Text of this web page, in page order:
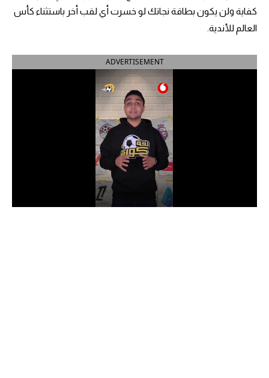
الدوري المصري
الدوري السعودي للمحترفين
كفاية ولن يكون بطاقة نجاتك لو خسرت أي لقب أخر باستثناء كأس
العالم للأندية.
ADVERTISEMENT